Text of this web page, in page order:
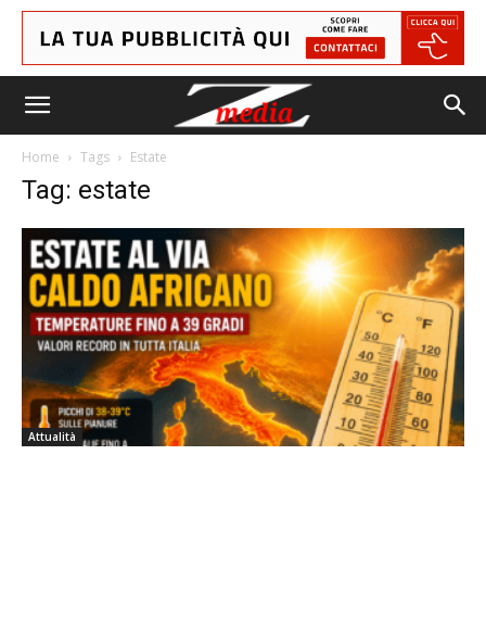
Home Tags Estate
Tag: estate
Attualità